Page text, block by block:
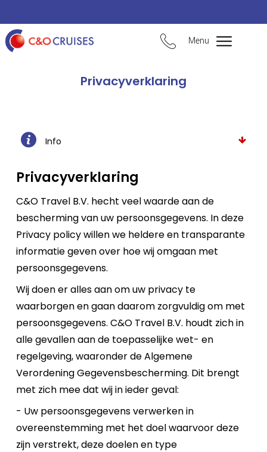
Menu
Privacyverklaring
Info
Privacyverklaring
C&O Travel B.V. hecht veel waarde aan de
bescherming van uw persoonsgegevens. In deze
Privacy policy willen we heldere en transparante
informatie geven over hoe wij omgaan met
persoonsgegevens.
Wij doen er alles aan om uw privacy te
waarborgen en gaan daarom zorgvuldig om met
persoonsgegevens. C&O Travel B.V. houdt zich in
alle gevallen aan de toepasselijke wet- en
regelgeving, waaronder de Algemene
Verordening Gegevensbescherming. Dit brengt
met zich mee dat wij in ieder geval:
- Uw persoonsgegevens verwerken in
overeenstemming met het doel waarvoor deze
zijn verstrekt, deze doelen en type